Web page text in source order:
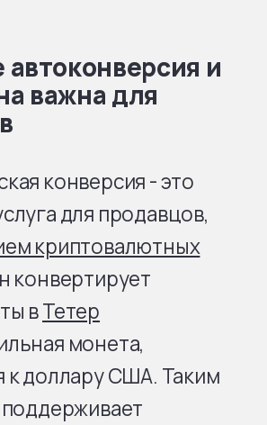
автоконверсия и
важна для
конверсия - это
для продавцов,
криптовалютных
конвертирует
вТетер
монета,
к доллару США. Таким